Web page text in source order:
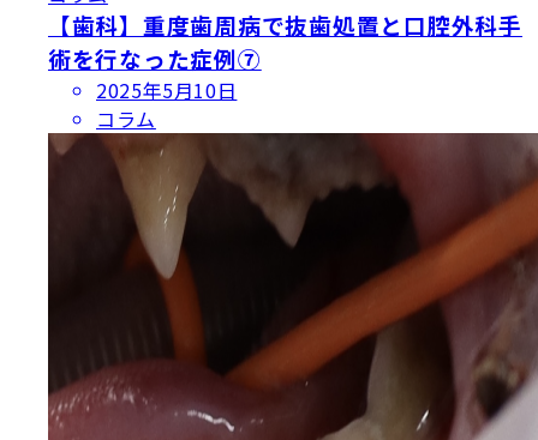
【歯科】重度歯周病で抜歯処置と口腔外科手
術を行なった症例⑦
投
稿
日
2025年5月10日
コラム